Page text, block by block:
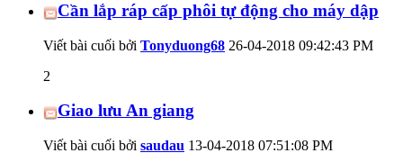
Cần lắp ráp cấp phôi tự động cho máy dập
Viết bài cuối bởi Tonyduong68 26-04-2018 09:42:43 PM
2
Giao lưu An giang
Viết bài cuối bởi saudau 13-04-2018 07:51:08 PM